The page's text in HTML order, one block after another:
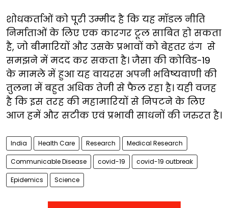
शोधकर्ताओं को पूरी उम्मीद है कि यह मॉडल नीति
निर्माताओं के लिए एक कारगर टूल साबित हो सकता
है, जो बीमारियों और उसके प्रभावों को बेहतर ढंग से
समझने में मदद कर सकता है। जैसा की कोविड-19
के मामले में हुआ यह वायरस अपनी भविष्यवाणी की
तुलना में बहुत अधिक तेजी से फैल रहा है। यही वजह
है कि इस तरह की महामारियों से निपटने के लिए
आज हमें और सटीक एवं प्रभावी साधनों की जरुरत है।
India Health Care Research Medical Research
Communicable Disease covid-19 covid-19 outbreak
Epidemics Science